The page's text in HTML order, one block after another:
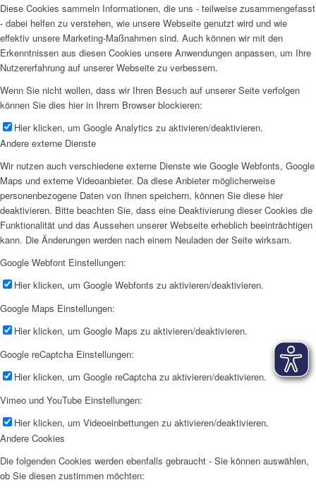
Diese Cookies sammeln Informationen, die uns - teilweise zusammengefasst
- dabei helfen zu verstehen, wie unsere Webseite genutzt wird und wie
effektiv unsere Marketing-Maßnahmen sind. Auch können wir mit den
Erkenntnissen aus diesen Cookies unsere Anwendungen anpassen, um Ihre
Nutzererfahrung auf unserer Webseite zu verbessern.
Wenn Sie nicht wollen, dass wir Ihren Besuch auf unserer Seite verfolgen
können Sie dies hier in Ihrem Browser blockieren:
Hier klicken, um Google Analytics zu aktivieren/deaktivieren.
Andere externe Dienste
Wir nutzen auch verschiedene externe Dienste wie Google Webfonts, Google
Maps und externe Videoanbieter. Da diese Anbieter möglicherweise
personenbezogene Daten von Ihnen speichern, können Sie diese hier
deaktivieren. Bitte beachten Sie, dass eine Deaktivierung dieser Cookies die
Funktionalität und das Aussehen unserer Webseite erheblich beeinträchtigen
kann. Die Änderungen werden nach einem Neuladen der Seite wirksam.
Google Webfont Einstellungen:
Hier klicken, um Google Webfonts zu aktivieren/deaktivieren.
Google Maps Einstellungen:
Hier klicken, um Google Maps zu aktivieren/deaktivieren.
Google reCaptcha Einstellungen:
Hier klicken, um Google reCaptcha zu aktivieren/deaktivieren.
Vimeo und YouTube Einstellungen:
Hier klicken, um Videoeinbettungen zu aktivieren/deaktivieren.
Andere Cookies
Die folgenden Cookies werden ebenfalls gebraucht - Sie können auswählen,
ob Sie diesen zustimmen möchten: